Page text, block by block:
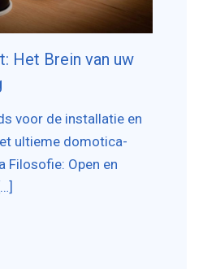
Het Brein van uw
voor de installatie en
ultieme domotica-
Filosofie: Open en